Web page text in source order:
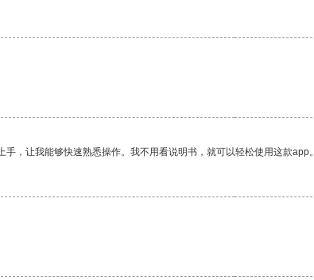
，让我能够快速熟悉操作。我不用看说明书，就可以轻松使用这款app。